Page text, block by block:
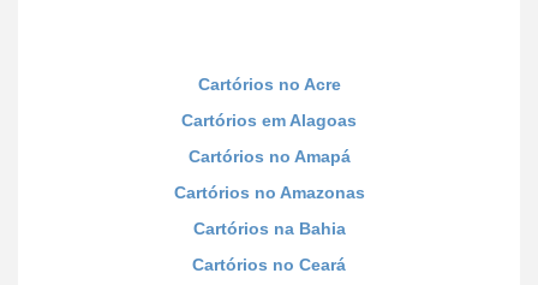
Cartórios no Acre
Cartórios em Alagoas
Cartórios no Amapá
Cartórios no Amazonas
Cartórios na Bahia
Cartórios no Ceará